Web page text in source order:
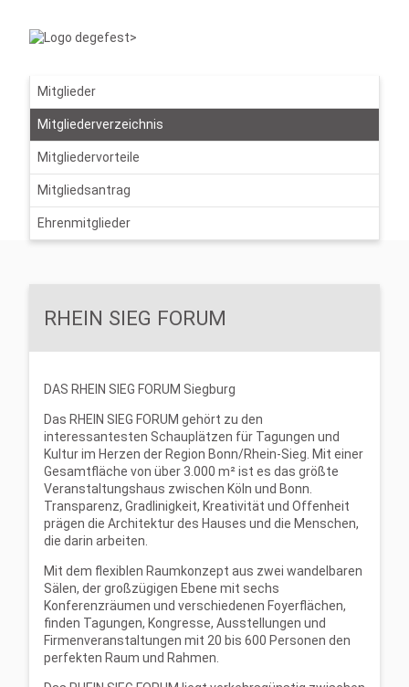
Mitglieder
Mitgliederverzeichnis
Mitgliedervorteile
Mitgliedsantrag
Ehrenmitglieder
RHEIN SIEG FORUM
DAS RHEIN SIEG FORUM Siegburg
Das RHEIN SIEG FORUM gehört zu den
interessantesten Schauplätzen für Tagungen und
Kultur im Herzen der Region Bonn/Rhein-Sieg. Mit einer
Gesamtfläche von über 3.000 m² ist es das größte
Veranstaltungshaus zwischen Köln und Bonn.
Transparenz, Gradlinigkeit, Kreativität und Offenheit
prägen die Architektur des Hauses und die Menschen,
die darin arbeiten.
Mit dem flexiblen Raumkonzept aus zwei wandelbaren
Sälen, der großzügigen Ebene mit sechs
Konferenzräumen und verschiedenen Foyerflächen,
finden Tagungen, Kongresse, Ausstellungen und
Firmenveranstaltungen mit 20 bis 600 Personen den
perfekten Raum und Rahmen.